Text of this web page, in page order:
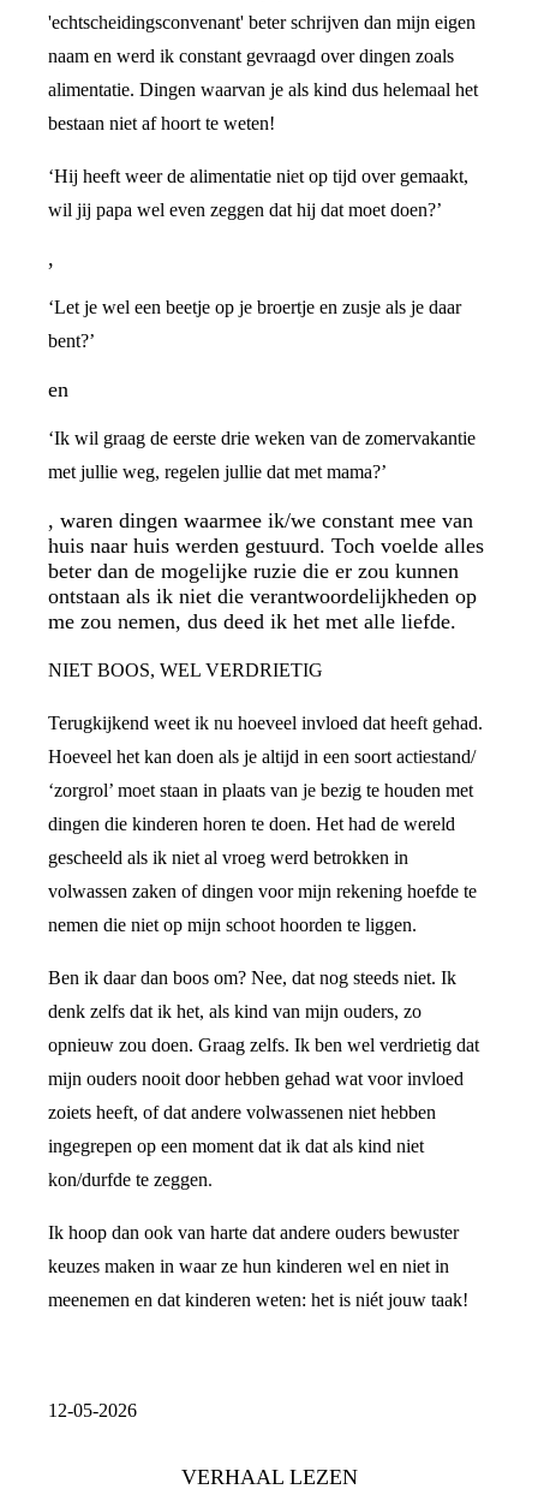
'echtscheidingsconvenant' beter schrijven dan mijn eigen
naam en werd ik constant gevraagd over dingen zoals
alimentatie. Dingen waarvan je als kind dus helemaal het
bestaan niet af hoort te weten!
‘Hij heeft weer de alimentatie niet op tijd over gemaakt,
wil jij papa wel even zeggen dat hij dat moet doen?’
,
‘Let je wel een beetje op je broertje en zusje als je daar
bent?’
en
‘Ik wil graag de eerste drie weken van de zomervakantie
met jullie weg, regelen jullie dat met mama?’
, waren dingen waarmee ik/we constant mee van
huis naar huis werden gestuurd. Toch voelde alles
beter dan de mogelijke ruzie die er zou kunnen
ontstaan als ik niet die verantwoordelijkheden op
me zou nemen, dus deed ik het met alle liefde.
NIET BOOS, WEL VERDRIETIG
Terugkijkend weet ik nu hoeveel invloed dat heeft gehad.
Hoeveel het kan doen als je altijd in een soort actiestand/
‘zorgrol’ moet staan in plaats van je bezig te houden met
dingen die kinderen horen te doen. Het had de wereld
gescheeld als ik niet al vroeg werd betrokken in
volwassen zaken of dingen voor mijn rekening hoefde te
nemen die niet op mijn schoot hoorden te liggen.
Ben ik daar dan boos om? Nee, dat nog steeds niet. Ik
denk zelfs dat ik het, als kind van mijn ouders, zo
opnieuw zou doen. Graag zelfs. Ik ben wel verdrietig dat
mijn ouders nooit door hebben gehad wat voor invloed
zoiets heeft, of dat andere volwassenen niet hebben
ingegrepen op een moment dat ik dat als kind niet
kon/durfde te zeggen.
Ik hoop dan ook van harte dat andere ouders bewuster
keuzes maken in waar ze hun kinderen wel en niet in
meenemen en dat kinderen weten: het is niét jouw taak!
12-05-2026
VERHAAL LEZEN